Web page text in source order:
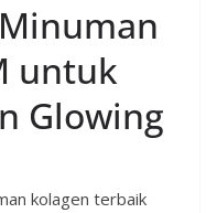
untuk
Glowing
kolagen terbaik